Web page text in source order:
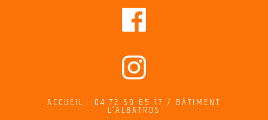
ACCUEIL : 04 72 50 65 17 / BÂTIMENT
L’ALBATROS